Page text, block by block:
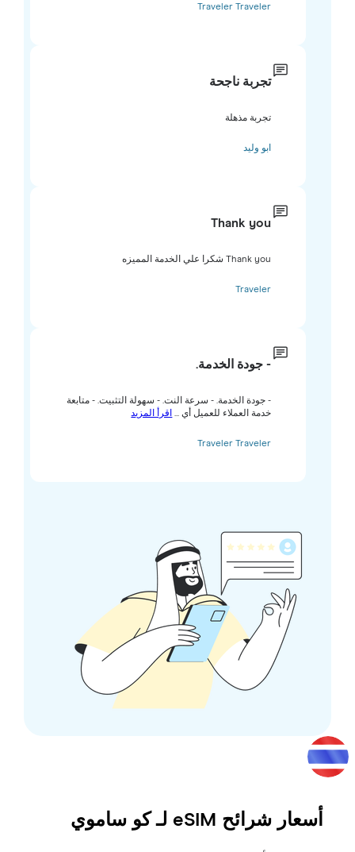
Traveler Traveler
تجربة ناجحة
تجربة مذهلة
Thank you
Thank you شكرا علي الخدمة المميزه
Traveler
- جودة الخدمة.
- جودة الخدمة. - سرعة النت. - سهولة التثبيت. - متابعة
خدمة العملاء للعميل أي ...اقرأ المزيد
Traveler Traveler
أسعار شرائح eSIM لـ كو ساموي